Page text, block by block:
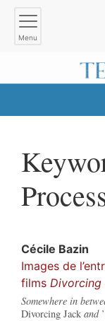
Menu
Cécile Bazin
Images de
films Divorcing
Somewhere in
Divorcing Jack and